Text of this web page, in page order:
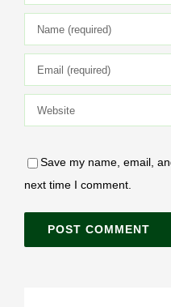
Save my name, email,
next time I comment.